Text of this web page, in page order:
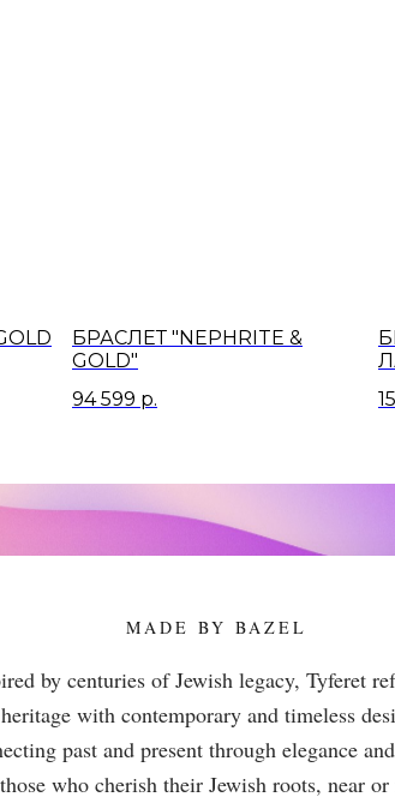
БРАСЛЕТ "NEPHRITE &
GOLD"
94 599 р.
MADE BY BAZEL
by centuries of Jewish legacy, Tyferet
heritage with contemporary and timeless
past and present through elegance
who cherish their Jewish roots, near or